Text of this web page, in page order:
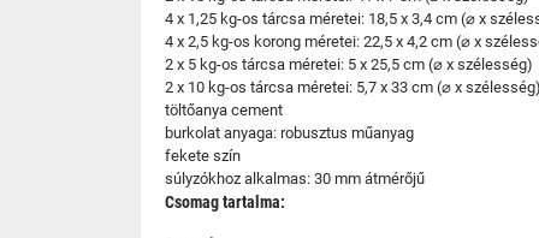
4 x 1,25 kg-os tárcsa méretei: 18,5 x 3,4 cm (⌀ x
4 x 2,5 kg-os korong méretei: 22,5 x 4,2 cm (⌀ x
2 x 5 kg-os tárcsa méretei: 5 x 25,5 cm (⌀ x szélesség)
2 x 10 kg-os tárcsa méretei: 5,7 x 33 cm (⌀ x szélesség)
töltőanya cement
burkolat anyaga: robusztus műanyag
fekete szín
súlyzókhoz alkalmas: 30 mm átmérőjű
Csomag tartalma: